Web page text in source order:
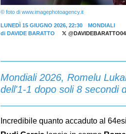
© foto di www.imagephotoagency.it
LUNEDÌ 15 GIUGNO 2026, 22:30
MONDIALI
di DAVIDE BARATTO @DAVIDEBARATTO04
Mondiali 2026, Romelu
dell'1-1 dopo soli 8 secondi
Incredibile quanto accaduto al